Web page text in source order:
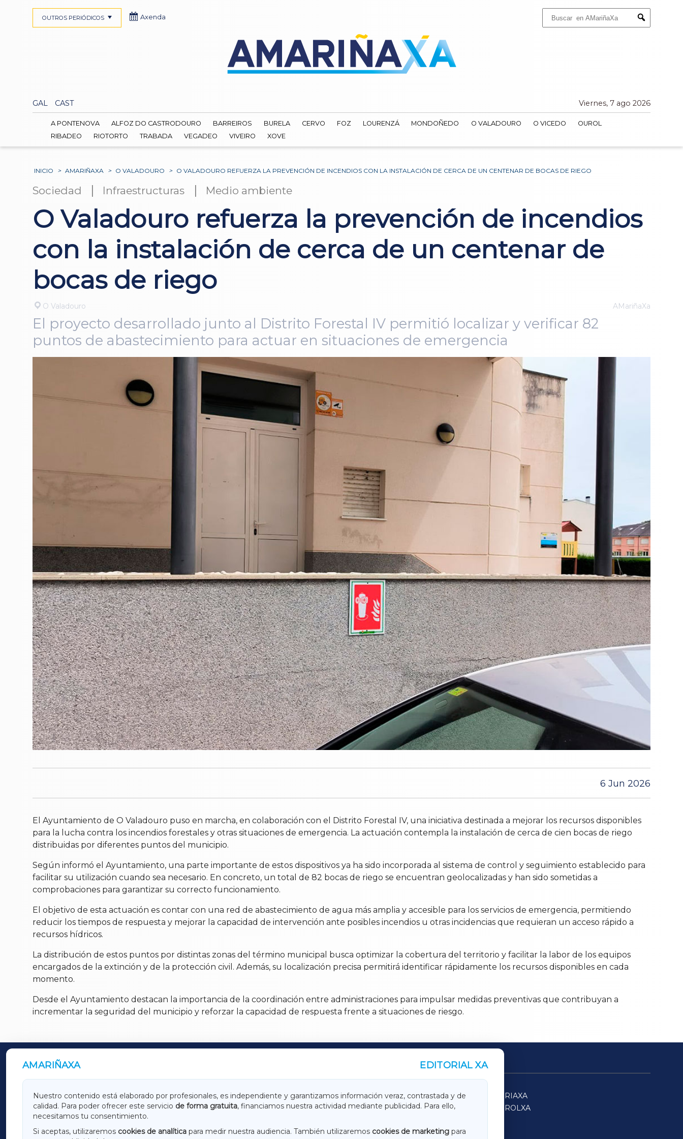
Submit
GAL CAST Viernes, 7 ago 2026
OUTROS PERIÓDICOS Axenda
A PONTENOVA ALFOZ DO CASTRODOURO BARREIROS BURELA CERVO FOZ LOURENZÁ MONDOÑEDO O VALADOURO O VICEDO
OUROL
RIBADEO
RIOTORTO TRABADA VEGADEO VIVEIRO XOVE
INICIO > AMARIÑAXA > O VALADOURO > O VALADOURO REFUERZA LA PREVENCIÓN DE INCENDIOS CON LA INSTALACIÓN DE CERCA DE UN CENTENAR DE BOCAS DE RIEGO
Sociedad | Infraestructuras | Medio ambiente
O Valadouro refuerza la prevención de incendios
con la instalación de cerca de un centenar de
bocas de riego
O Valadouro AMariñaXa
El proyecto desarrollado junto al Distrito Forestal IV permitió localizar y verificar 82
puntos de abastecimiento para actuar en situaciones de emergencia
6 Jun 2026
El Ayuntamiento de O Valadouro puso en marcha, en colaboración con el Distrito Forestal IV, una iniciativa destinada a mejorar los recursos disponibles
para la lucha contra los incendios forestales y otras situaciones de emergencia. La actuación contempla la instalación de cerca de cien bocas de riego
distribuidas por diferentes puntos del municipio.
Según informó el Ayuntamiento, una parte importante de estos dispositivos ya ha sido incorporada al sistema de control y seguimiento establecido para
facilitar su utilización cuando sea necesario. En concreto, un total de 82 bocas de riego se encuentran geolocalizadas y han sido sometidas a
comprobaciones para garantizar su correcto funcionamiento.
El objetivo de esta actuación es contar con una red de abastecimiento de agua más amplia y accesible para los servicios de emergencia, permitiendo
reducir los tiempos de respuesta y mejorar la capacidad de intervención ante posibles incendios u otras incidencias que requieran un acceso rápido a
recursos hídricos.
La distribución de estos puntos por distintas zonas del término municipal busca optimizar la cobertura del territorio y facilitar la labor de los equipos
encargados de la extinción y de la protección civil. Además, su localización precisa permitirá identificar rápidamente los recursos disponibles en cada
momento.
Desde el Ayuntamiento destacan la importancia de la coordinación entre administraciones para impulsar medidas preventivas que contribuyan a
incrementar la seguridad del municipio y reforzar la capacidad de respuesta frente a situaciones de riesgo.
AMARIÑAXA EDITORIAL XA
Nuestro contenido está elaborado por profesionales, es independiente y garantizamos información veraz, contrastada y de
calidad. Para poder ofrecer este servicio de forma gratuita, financiamos nuestra actividad mediante publicidad. Para ello,
necesitamos tu consentimiento.
Si aceptas, utilizaremos cookies de analítica para medir nuestra audiencia. También utilizaremos cookies de marketing para
OUTROS PERIÓDICOS
GALICIAXA LUGOXA TERRACHAXA
SARRIAXA
AMARIÑAXA
RIBEIRASACRAXA ACORUÑAXA
FERROLXA
OURENSEXA